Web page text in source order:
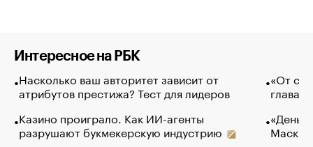
Интересное на РБК
Насколько ваш авторитет зависит от
атрибутов престижа? Тест для лидеров
Казино проиграло. Как ИИ-агенты
разрушают букмекерскую индустрию
«От
глава
Маск в